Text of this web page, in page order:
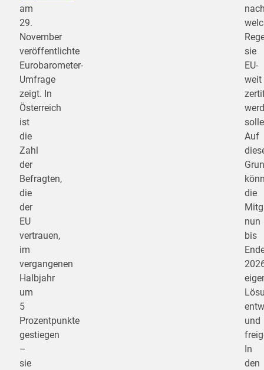
am
29.
November
veröffentlichte
Eurobarometer-
Umfrage
zeigt. In
Österreich
ist
die
Zahl
der
Befragten,
die
der
EU
vertrauen,
im
vergangenen
Halbjahr
um
5
Prozentpunkte
gestiegen
–
sie
sie
EU-
weit
Auf
die
nun
bis
und
In
den